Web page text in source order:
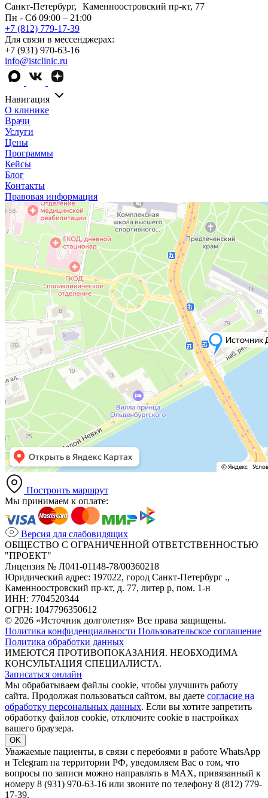
Санкт-Петербург, Каменноостровский пр-кт, 77
Пн - Сб 09:00 – 21:00
+7 (812) 779-17-39
Для связи в мессенджерах:
+7 (931) 970-63-16
info@istclinic.ru
Навигация
О клинике
Врачи
Услуги
Цены
Программы
Кейсы
Блог
Контакты
Правовая информация
Построить маршрут
Мы принимаем к оплате:
Версия для слабовидящих
ОБЩЕСТВО С ОГРАНИЧЕННОЙ ОТВЕТСТВЕННОСТЬЮ
"ПРОЕКТ"
Лицензия № Л041-01148-78/00360218
Юридический адрес: 197022, город Санкт-Петербург .,
Каменноостровский пр-кт, д. 77, литер р, пом. 1-н
ИНН: 7704520344
ОГРН: 1047796350612
© 2026 «Источник долголетия» Все права защищены.
Политика конфиденциальности Пользовательское соглашение
Политика обработки данных
ИМЕЮТСЯ ПРОТИВОПОКАЗАНИЯ. НЕОБХОДИМА
КОНСУЛЬТАЦИЯ СПЕЦИАЛИСТА.
Записаться онлайн
Мы обрабатываем файлы cookie, чтобы улучшить работу
сайта. Продолжая пользоваться сайтом, вы даете согласие на
обработку персональных данных. Если вы хотите запретить
обработку файлов cookie, отключите cookie в настройках
вашего браузера.
OK
Уважаемые пациенты, в связи с перебоями в работе WhatsApp
и Telegram на территории РФ, уведомляем Вас о том, что
вопросы по записи можно направлять в MAX, привязанный к
номеру 8 (931) 970-63-16 или звоните по телефону 8 (812) 779-
17-39.